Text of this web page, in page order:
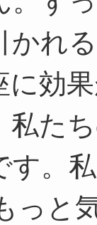
かれ
に効
私た
す。
っと